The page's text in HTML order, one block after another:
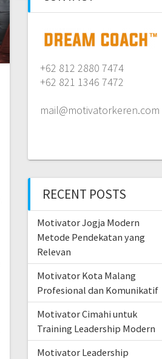
+62 812 2880 7474
+62 821 1346 7472
mail@motivatorkeren.com
RECENT POSTS
Motivator Jogja Modern
Metode Pendekatan yang
Relevan
Motivator Kota Malang
Profesional dan Komunikatif
Motivator Cimahi untuk
Training Leadership Modern
Motivator Leadership